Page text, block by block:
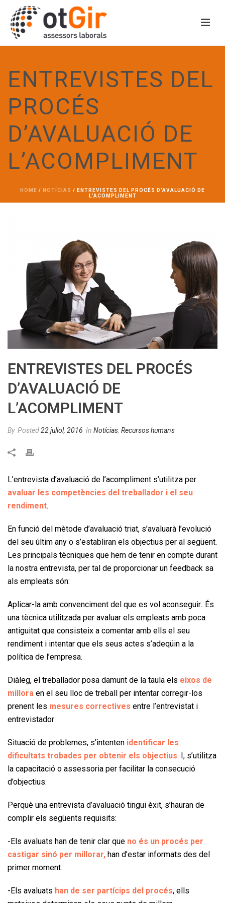
ENTREVISTES DEL
PROCÉS
D’AVALUACIÓ DE
L’ACOMPLIMENT
HOME / NOTÍCIAS / ENTREVISTES DEL PROCÉS D’AVALUACIÓ DE
L’ACOMPLIMENT
ENTREVISTES DEL PROCÉS
D’AVALUACIÓ DE
L’ACOMPLIMENT
By Posted22 juliol, 2016 In Notícias, Recursos humans
L’entrevista d’avaluació de l’acompliment s’utilitza per
avaluar les competències del treballador i el seu
rendiment.
En funció del mètode d’avaluació triat, s’avaluarà l’evolució
del seu últim any o s’establiran els objectius per al següent.
Les principals tècniques que hem de tenir en compte durant
la nostra entrevista, per tal de proporcionar un feedback sa
als empleats són:
Aplicar-la amb convenciment del que es vol aconseguir. És
una tècnica utilitzada per avaluar els empleats amb poca
antiguitat que consisteix a comentar amb ells el seu
rendiment i intentar que els seus actes s’adeqüin a la
política de l’empresa.
Diàleg, el treballador posa damunt de la taula els eixos de
millora en el seu lloc de treball per intentar corregir-los
prenent les mesures correctives entre l’entrevistat i
entrevistador
Situació de problemes, s’intenten identificar les
dificultats trobades per obtenir els objectius. I, s’utilitza
la capacitació o assessoria per facilitar la consecució
d’objectius.
Perquè una entrevista d’avaluació tingui èxit, s’hauran de
complir els següents requisits:
-Els avaluats han de tenir clar que no és un procés per
castigar sinó per millorar, han d’estar informats des del
primer moment.
-Els avaluats han de ser partícips del procés, ells